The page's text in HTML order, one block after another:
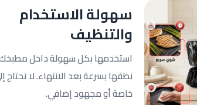
سهولة الاستخدام
والتنظيف
استخدمها بكل سهولة داخل
نظفها بسرعة بعد الانتهاء. لا تحتاج
خاصة أو مجهود إضافي.